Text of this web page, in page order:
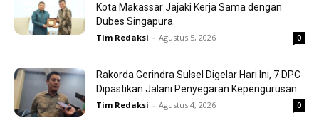
Kota Makassar Jajaki Kerja Sama dengan
Dubes Singapura
Tim Redaksi - Agustus 5, 2026 0
Rakorda Gerindra Sulsel Digelar Hari Ini, 7 DPC
Dipastikan Jalani Penyegaran Kepengurusan
Tim Redaksi - Agustus 4, 2026 0